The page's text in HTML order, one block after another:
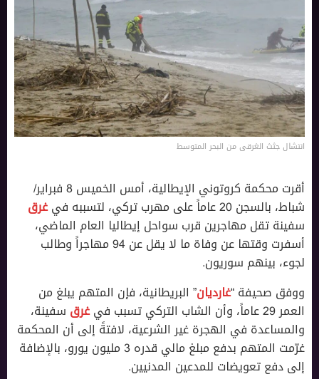
انتشال جثث الغرقى من البحر المتوسط
أقرت محكمة كروتوني الإيطالية، أمس الخميس 8 فبراير/
شباط، بالسجن 20 عاماً على مهرب تركي، لتسببه في
غرق
سفينة تقل مهاجرين قرب سواحل إيطاليا العام الماضي،
أسفرت وقتها عن وفاة ما لا يقل عن 94 مهاجراً وطالب
لجوء، بينهم سوريون.
ووفق صحيفة “غارديان” البريطانية، فإن المتهم يبلغ من
العمر 29 عاماً، وأن الشاب التركي تسبب في
غرق سفينة،
والمساعدة في الهجرة غير الشرعية، لافتةً إلى أن المحكمة
غرّمت المتهم بدفع مبلغ مالي قدره 3 مليون يورو، بالإضافة
إلى دفع تعويضات للمدعين المدنيين.